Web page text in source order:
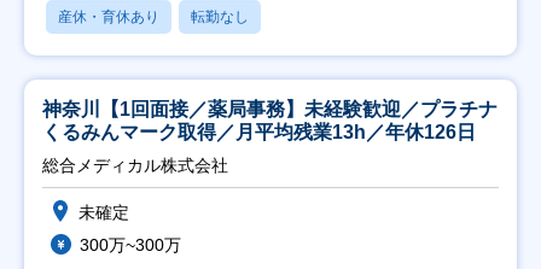
産休・育休あり 転勤なし
神奈川【1回面接／薬局事務】未経験歓迎／プラチナ
くるみんマーク取得／月平均残業13h／年休126日
総合メディカル株式会社
未確定
300万~300万